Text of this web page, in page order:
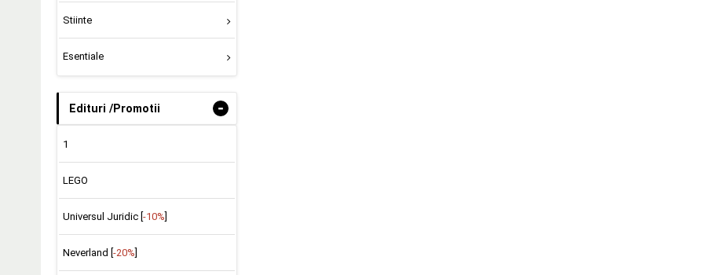
Stiinte
Esentiale
Edituri /Promotii -
1
LEGO
Universul Juridic [ -10%
Neverland [-20%]